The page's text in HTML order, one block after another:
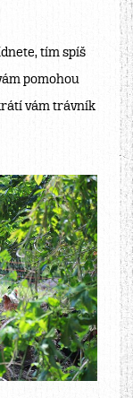
tím spíš
pomohou
vám trávník